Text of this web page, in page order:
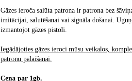
Gāzes ieroča salūta patrona ir patrona bez
imitācijai, salutēšanai vai signāla došanai.
izmantojot gāzes pistoli.
Iegādājoties gāzes ieroci mūsu veikalos,
patronu palaišanai.
Cena par 1gb.